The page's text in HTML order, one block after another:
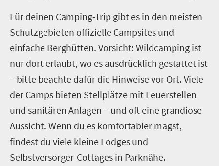
Für deinen Camping-Trip gibt es in den meisten
Schutzgebieten offizielle Campsites und
einfache Berghütten. Vorsicht: Wildcamping ist
nur dort erlaubt, wo es ausdrücklich gestattet ist
– bitte beachte dafür die Hinweise vor Ort. Viele
der Camps bieten Stellplätze mit Feuerstellen
und sanitären Anlagen – und oft eine grandiose
Aussicht. Wenn du es komfortabler magst,
findest du viele kleine Lodges und
Selbstversorger-Cottages in Parknähe.